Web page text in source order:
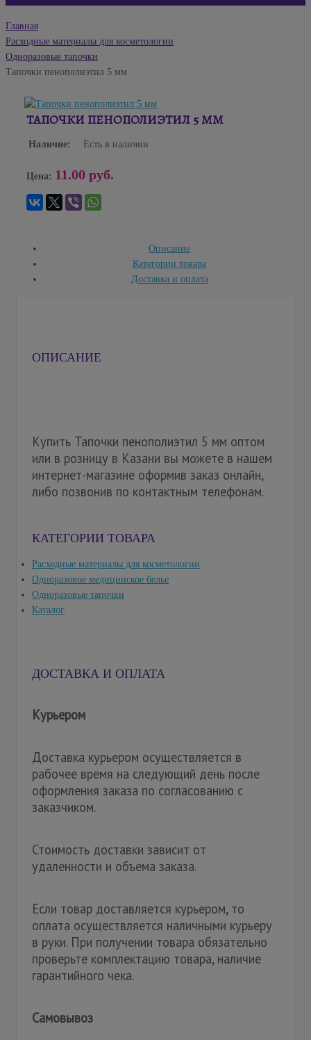
Главная
Расходные материалы для косметологии
Одноразовые тапочки
Тапочки пенополиэтил 5 мм
ТАПОЧКИ ПЕНОПОЛИЭТИЛ 5 ММ
Наличие: Есть в наличии
Цена: 11.00 руб.
Описание
Категории товара
Доставка и оплата
ОПИСАНИЕ
Купить Тапочки пенополиэтил 5 мм оптом
или в розницу в Казани вы можете в нашем
интернет-магазине оформив заказ онлайн,
либо позвонив по контактным телефонам.
КАТЕГОРИИ ТОВАРА
Расходные материалы для косметологии
Одноразовое медицинское белье
Одноразовые тапочки
Каталог
ДОСТАВКА И ОПЛАТА
Курьером
Доставка курьером осуществляется в
рабочее время на следующий день после
оформления заказа по согласованию с
заказчиком.
Стоимость доставки зависит от
удаленности и объема заказа.
Если товар доставляется курьером, то
оплата осуществляется наличными курьеру
в руки. При получении товара обязательно
проверьте комплектацию товара, наличие
гарантийного чека.
Самовывоз